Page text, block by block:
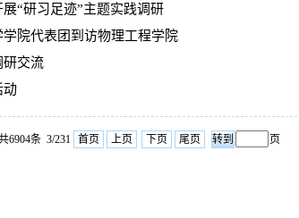
“研习足迹”主题实践调研
院代表团到访物理工程学院
研交流
动
6904条 3/231 首页 上页 下页 尾页 页